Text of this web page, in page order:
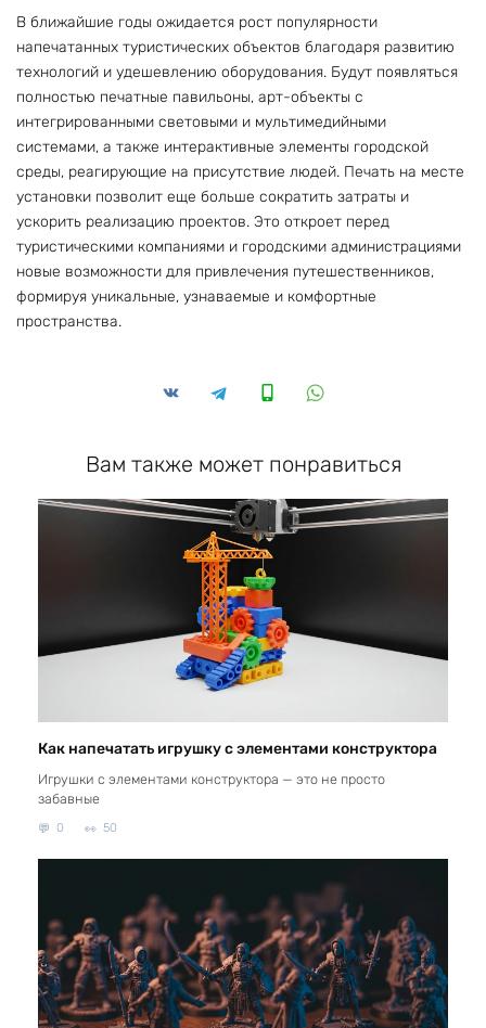
В ближайшие годы ожидается рост популярности
напечатанных туристических объектов благодаря развитию
технологий и удешевлению оборудования. Будут появляться
полностью печатные павильоны, арт-объекты с
интегрированными световыми и мультимедийными
системами, а также интерактивные элементы городской
среды, реагирующие на присутствие людей. Печать на месте
установки позволит еще больше сократить затраты и
ускорить реализацию проектов. Это откроет перед
туристическими компаниями и городскими администрациями
новые возможности для привлечения путешественников,
формируя уникальные, узнаваемые и комфортные
пространства.
Вам также может понравиться
Как напечатать игрушку с элементами конструктора
Игрушки с элементами конструктора — это не просто
забавные
0 50